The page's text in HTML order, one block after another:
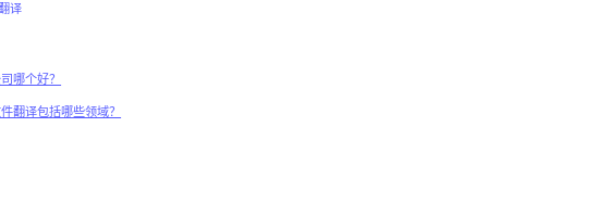
译
哪个好？
翻译包括哪些领域？